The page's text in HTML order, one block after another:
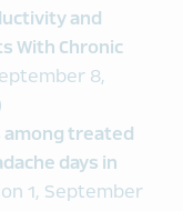
and
With Chronic
8,
among treated
days in
1, September